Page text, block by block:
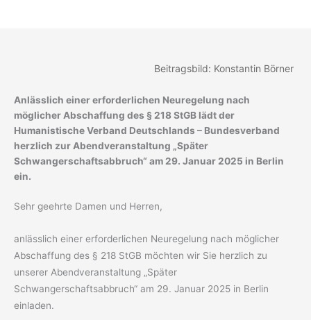
Beitragsbild: Konstantin Börner
Anlässlich einer erforderlichen Neuregelung nach
möglicher Abschaffung des § 218 StGB lädt der
Humanistische Verband Deutschlands – Bundesverband
herzlich zur Abendveranstaltung „Später
Schwangerschaftsabbruch“ am 29. Januar 2025 in Berlin
ein.
Sehr geehrte Damen und Herren,
anlässlich einer erforderlichen Neuregelung nach möglicher
Abschaffung des § 218 StGB möchten wir Sie herzlich zu
unserer Abendveranstaltung „Später
Schwangerschaftsabbruch“ am 29. Januar 2025 in Berlin
einladen.